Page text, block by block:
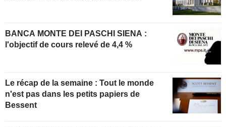
BANCA MONTE DEI PASCHI SIENA :
l'objectif de cours relevé de 4,4 %
Le récap de la semaine : Tout le monde
n'est pas dans les petits papiers de
Bessent